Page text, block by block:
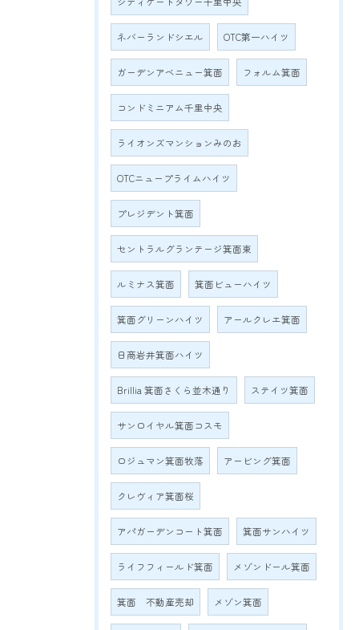
ネバーランドシエル OTC第一ハイツ
ガーデンアベニュー箕面 フォルム箕面
コンドミニアム千里中央
ライオンズマンションみのお
OTCニュープライムハイツ
プレジデント箕面
セントラルグランテージ箕面東
ルミナス箕面 箕面ビューハイツ
箕面グリーンハイツ アールクレエ箕面
日商岩井箕面ハイツ
Brillia 箕面さくら並木通り ステイツ箕面
サンロイヤル箕面コスモ
ロジュマン箕面牧落 アービング箕面
クレヴィア箕面桜
アパガーデンコート箕面 箕面サンハイツ
ライフフィールド箕面 メゾンドール箕面
箕面 不動産売却 メゾン箕面